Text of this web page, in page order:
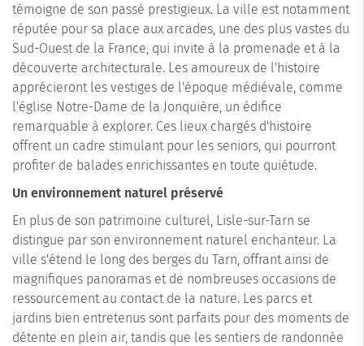
témoigne de son passé prestigieux. La ville est notamment
réputée pour sa place aux arcades, une des plus vastes du
Sud-Ouest de la France, qui invite à la promenade et à la
découverte architecturale. Les amoureux de l'histoire
apprécieront les vestiges de l'époque médiévale, comme
l'église Notre-Dame de la Jonquière, un édifice
remarquable à explorer. Ces lieux chargés d'histoire
offrent un cadre stimulant pour les seniors, qui pourront
profiter de balades enrichissantes en toute quiétude.
Un environnement naturel préservé
En plus de son patrimoine culturel, Lisle-sur-Tarn se
distingue par son environnement naturel enchanteur. La
ville s'étend le long des berges du Tarn, offrant ainsi de
magnifiques panoramas et de nombreuses occasions de
ressourcement au contact de la nature. Les parcs et
jardins bien entretenus sont parfaits pour des moments de
détente en plein air, tandis que les sentiers de randonnée